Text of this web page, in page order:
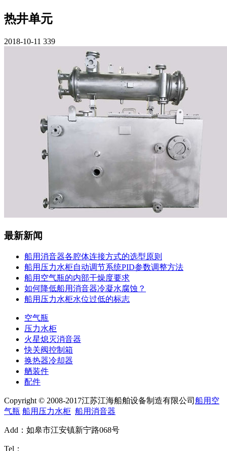
热井单元
2018-10-11 339
最新新闻
船用消音器各腔体连接方式的选型原则
船用压力水柜自动调节系统PID参数调整方法
船用空气瓶的内部干燥度要求
如何降低船用消音器冷凝水腐蚀？
船用压力水柜水位过低的标志
空气瓶
压力水柜
火星熄灭消音器
快关阀控制箱
换热器冷却器
舾装件
配件
Copyright © 2008-2017江苏江海船舶设备制造有限公司 船用空
气瓶 船用压力水柜 船用消音器
Add：如皋市江安镇新宁路068号
Tel：